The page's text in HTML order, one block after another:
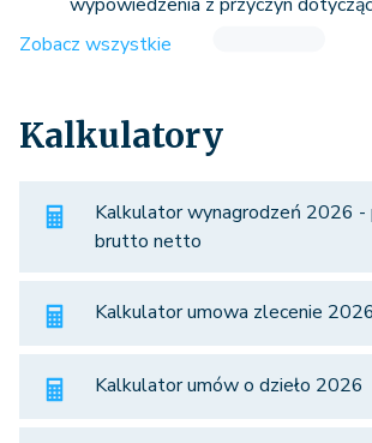
wypowiedzenia z przyczyn
Zobacz wszystkie
Kalkulatory
Kalkulator wynagrodzeń 2026 -
brutto netto
Kalkulator umowa zlecenie 2026
Kalkulator umów o dzieło 2026